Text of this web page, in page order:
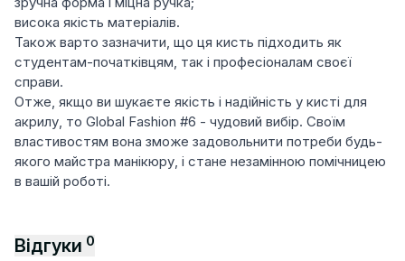
висока якість матеріалів.
Також варто зазначити, що ця кисть підходить як
студентам-початківцям, так і професіоналам своєї
справи.
Отже, якщо ви шукаєте якість і надійність у кисті для
акрилу, то Global Fashion #6 - чудовий вибір. Своїм
властивостям вона зможе задовольнити потреби будь-
якого майстра манікюру, і стане незамінною помічницею
в вашій роботі.
Відгуки 0